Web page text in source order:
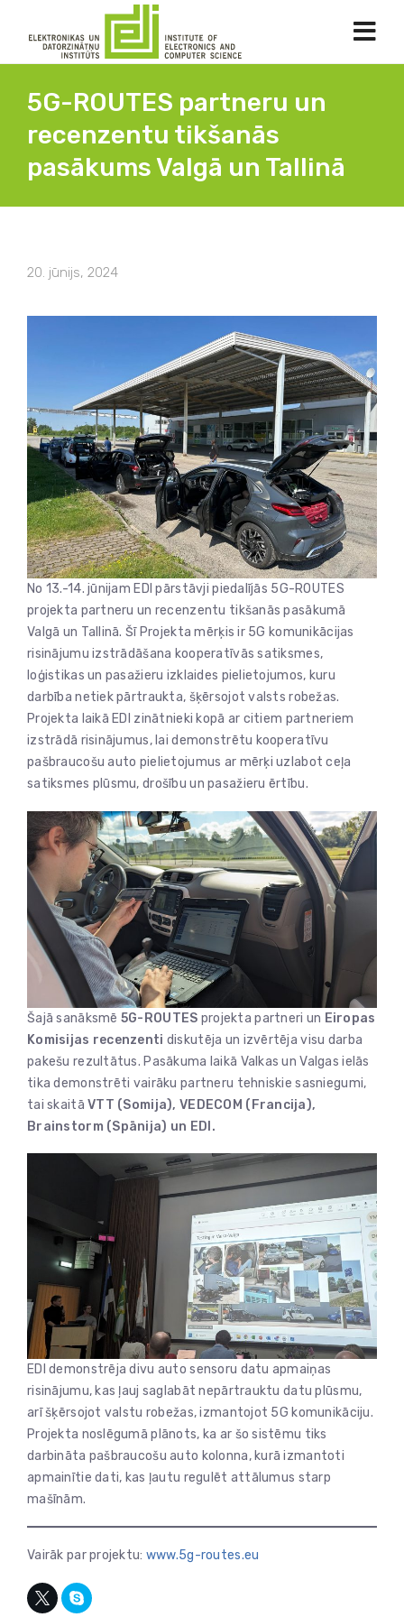
5G-ROUTES partneru un
recenzentu tikšanās
pasākums Valgā un Tallinā
20. jūnijs, 2024
No 13.-14. jūnijam EDI pārstāvji piedalījās 5G-ROUTES
projekta partneru un recenzentu tikšanās pasākumā
Valgā un Tallinā. Šī Projekta mērķis ir 5G komunikācijas
risinājumu izstrādāšana kooperatīvās satiksmes,
loģistikas un pasažieru izklaides pielietojumos, kuru
darbība netiek pārtraukta, šķērsojot valsts robežas.
Projekta laikā EDI zinātnieki kopā ar citiem partneriem
izstrādā risinājumus, lai demonstrētu kooperatīvu
pašbraucošu auto pielietojumus ar mērķi uzlabot ceļa
satiksmes plūsmu, drošību un pasažieru ērtību.
Šajā sanāksmē 5G-ROUTES projekta partneri un Eiropas
Komisijas recenzenti diskutēja un izvērtēja visu darba
pakešu rezultātus. Pasākuma laikā Valkas un Valgas ielās
tika demonstrēti vairāku partneru tehniskie sasniegumi,
tai skaitāVTT (Somija), VEDECOM (Francija),
Brainstorm (Spānija) un EDI.
EDI demonstrēja divu auto sensoru datu apmaiņas
risinājumu, kas ļauj saglabāt nepārtrauktu datu plūsmu,
arī šķērsojot valstu robežas, izmantojot 5G komunikāciju.
Projekta noslēgumā plānots, ka ar šo sistēmu tiks
darbināta pašbraucošu auto kolonna, kurā izmantoti
apmainītie dati, kas ļautu regulēt attālumus starp
mašīnām.
Vairāk par projektu: www.5g-routes.eu